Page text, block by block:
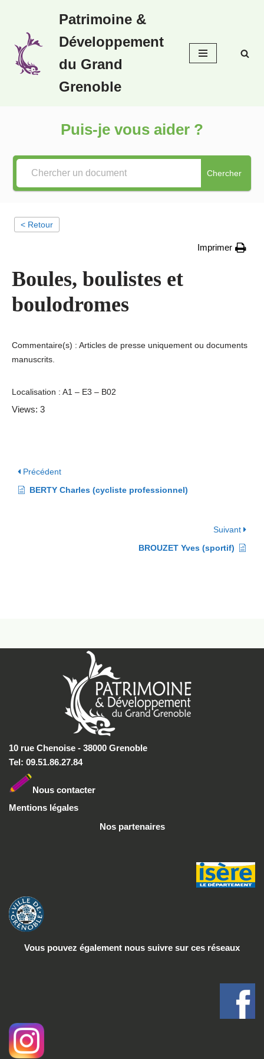
au
contenu
Patrimoine &
Développement
du Grand
Grenoble
Puis-je vous aider ?
Chercher
< Retour
Imprimer
Boules, boulistes et
boulodromes
Commentaire(s) : Articles de presse uniquement ou documents
manuscrits.
Localisation : A1 – E3 – B02
Views: 3
Précédent
BERTY Charles (cycliste professionnel)
Suivant
BROUZET Yves (sportif)
10 rue Chenoise - 38000 Grenoble
Tel: 09.51.86.27.84
Nous contacter
Mentions légales
Nos partenaires
Vous pouvez également nous suivre sur ces réseaux